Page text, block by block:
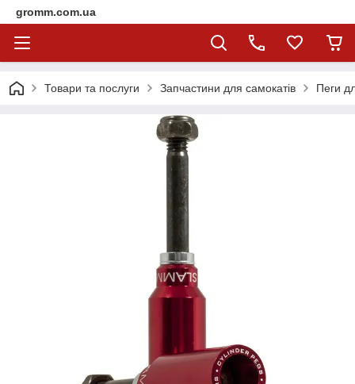
gromm.com.ua
Товари та послуги Запчастини для самокатів Пеги